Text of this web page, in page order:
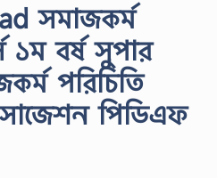
সমাজকর্ম
১ম বর্ষ সুপার
পরিচিতি
পিডিএফ